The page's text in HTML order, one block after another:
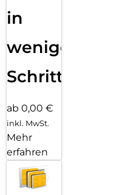
in
wenigen
Schritten
ab 0,00 €
inkl. MwSt.
Mehr
erfahren